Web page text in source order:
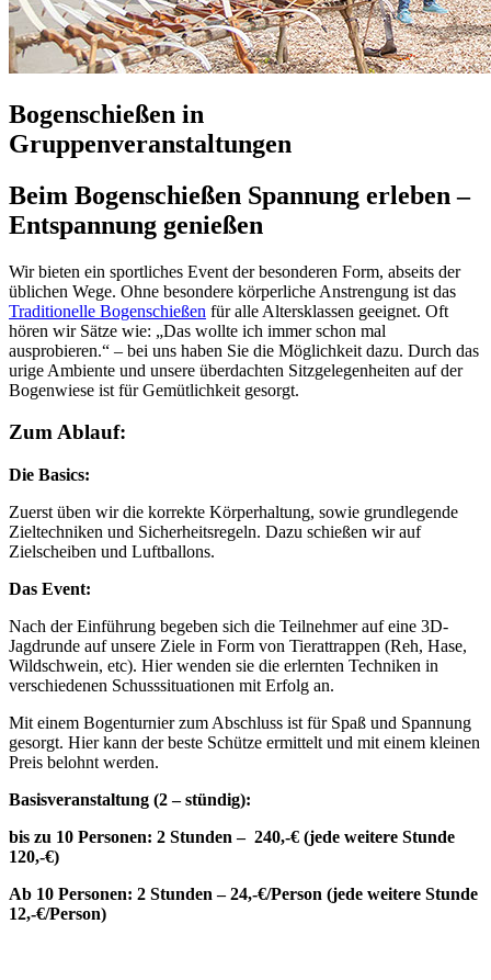
Bogenschießen in
Gruppenveranstaltungen
Beim Bogenschießen Spannung erleben –
Entspannung genießen
Wir bieten ein sportliches Event der besonderen Form, abseits der
üblichen Wege. Ohne besondere körperliche Anstrengung ist das
Traditionelle Bogenschießen für alle Altersklassen geeignet. Oft
hören wir Sätze wie: „Das wollte ich immer schon mal
ausprobieren.“ – bei uns haben Sie die Möglichkeit dazu. Durch das
urige Ambiente und unsere überdachten Sitzgelegenheiten auf der
Bogenwiese ist für Gemütlichkeit gesorgt.
Zum Ablauf:
Die Basics:
Zuerst üben wir die korrekte Körperhaltung, sowie grundlegende
Zieltechniken und Sicherheitsregeln. Dazu schießen wir auf
Zielscheiben und Luftballons.
Das Event:
Nach der Einführung begeben sich die Teilnehmer auf eine 3D-
Jagdrunde auf unsere Ziele in Form von Tierattrappen (Reh, Hase,
Wildschwein, etc). Hier wenden sie die erlernten Techniken in
verschiedenen Schusssituationen mit Erfolg an.
Mit einem Bogenturnier zum Abschluss ist für Spaß und Spannung
gesorgt. Hier kann der beste Schütze ermittelt und mit einem kleinen
Preis belohnt werden.
Basisveranstaltung (2 – stündig):
bis zu 10 Personen: 2 Stunden – 240,-€ (jede weitere Stunde
120,-€)
Ab 10 Personen: 2 Stunden – 24,-€/Person (jede weitere Stunde
12,-€/Person)